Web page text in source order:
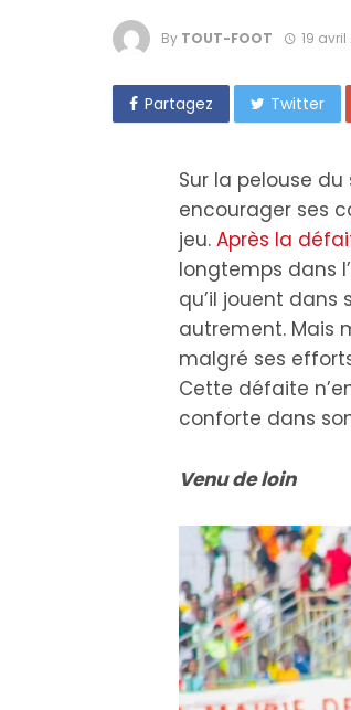
By TOUT-FOOT 19 avril
Partagez Twitter
Sur la pelouse
encourager ses
jeu. Après la
longtemps dans
qu’il jouent
autrement. Mais
malgré ses
Cette défaite
conforte dans
Venu de loin